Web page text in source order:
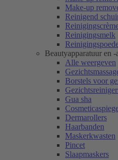
Make-up
Reinigend
Reinigingsmelk
Beautyapparatuur en -
Alle weergeven
Borstels voor
Gua sha
Dermarollers
Haarbanden
Maskerkwasten
Pincet
Slaapmaskers